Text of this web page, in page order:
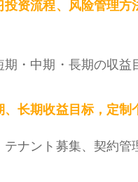
资流程、风险管理方
・中期・長期の収益
长期收益目标，定制
ナント募集、契約管